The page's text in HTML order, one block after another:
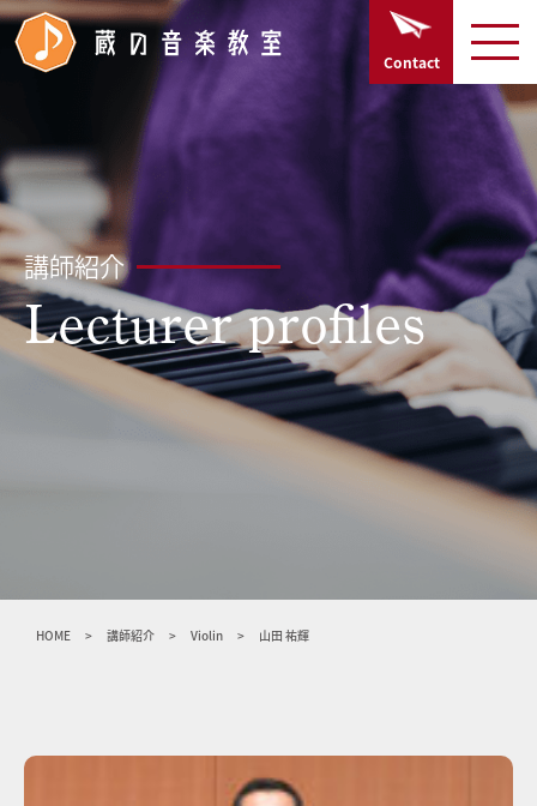
Contact
TOPページ
Home
開講楽器
Course
講師紹介
Lecturer profiles
講師紹介
Lecturer profiles
HOME > 講師紹介 > Violin > 山田 祐輝